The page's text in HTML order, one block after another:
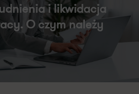
i likwidacja
O czym należy